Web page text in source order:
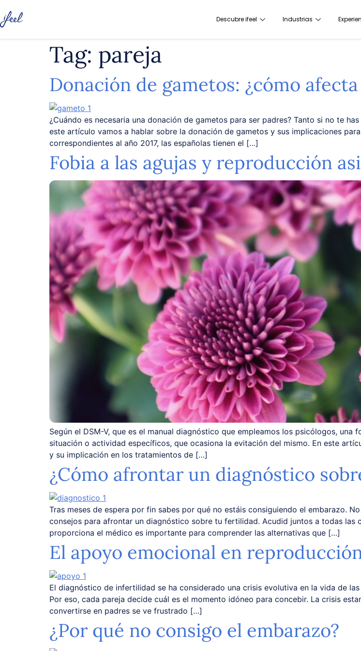
Descubre ifeel Industrias
Tag: pareja
Donación de gametos: ¿cómo
¿Cuándo es necesaria una donación de gametos para ser padres? Tanto si no te
este artículo vamos a hablar sobre la donación de gametos y sus implicaciones
correspondientes al año 2017, las españolas tienen el […]
Fobia a las agujas y reproducción
Según el DSM-V, que es el manual diagnóstico que empleamos los psicólogos,
situación o actividad específicos, que ocasiona la evitación del mismo. En este
y su implicación en los tratamientos de […]
¿Cómo afrontar un diagnóstico
Tras meses de espera por fin sabes por qué no estáis consiguiendo el embarazo.
consejos para afrontar un diagnóstico sobre tu fertilidad. Acudid juntos a todas las
proporciona el médico es importante para comprender las alternativas que […]
El apoyo emocional en
El diagnóstico de infertilidad se ha considerado una crisis evolutiva en la vida de
Por eso, cada pareja decide cuál es el momento idóneo para concebir. La crisis
convertirse en padres se ve frustrado […]
¿Por qué no consigo el embarazo?